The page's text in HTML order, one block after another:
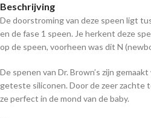
Beschrijving
De doorstroming van deze speen ligt
en de fase 1 speen. Je herkent deze
op de speen, voorheen was dit N
De spenen van Dr. Brown’s zijn
geteste siliconen. Door de zeer zachte
ze perfect in de mond van de baby.